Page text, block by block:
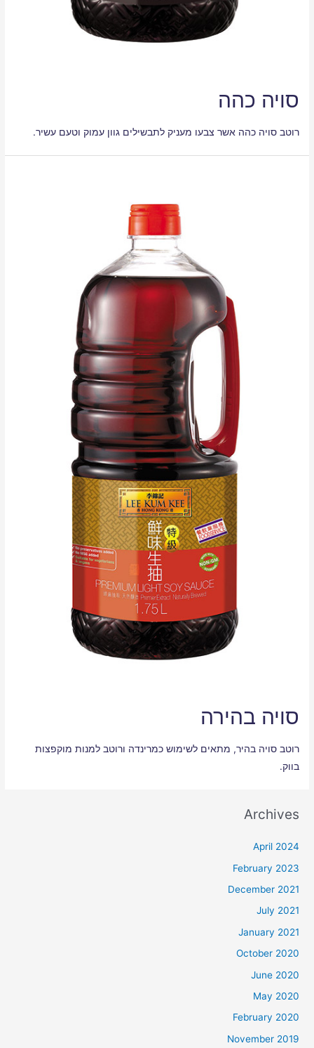
סויה כהה
רוטב סויה כהה אשר צבעו מעניק לתבשילים גוון עמוק וטעם עשיר.
סויה בהירה
רוטב סויה בהיר, מתאים לשימוש כמרינדה ורוטב למנות מוקפצות
בווק.
Archives
April 2024
February 2023
December 2021
July 2021
January 2021
October 2020
June 2020
May 2020
February 2020
November 2019